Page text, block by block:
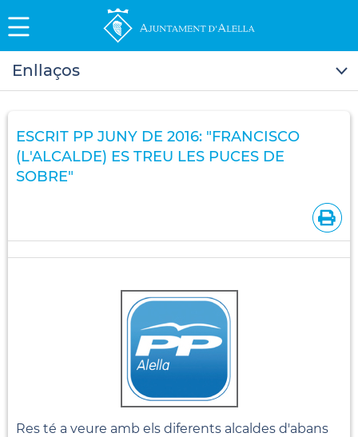
Enllaços
ESCRIT PP JUNY DE 2016: "FRANCISCO
(L'ALCALDE) ES TREU LES PUCES DE
SOBRE"
Res té a veure amb els diferents alcaldes d'abans